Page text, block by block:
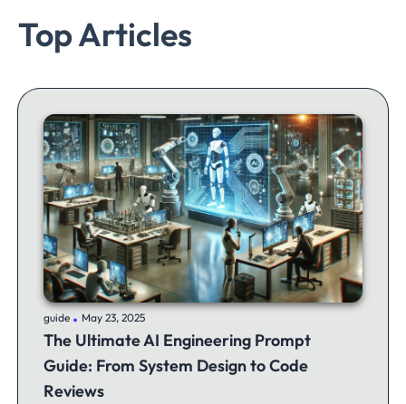
Top Articles
guide .May 23, 2025
The Ultimate AI Engineering Prompt
Guide: From System Design to Code
Reviews